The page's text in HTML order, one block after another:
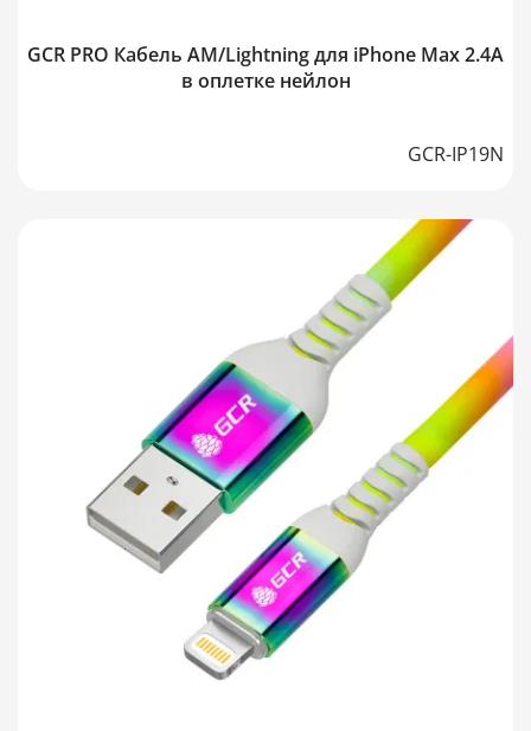
GCR PRO Кабель AM/Lightning для iPhone Max 2.4A
в оплетке нейлон
GCR-IP19N